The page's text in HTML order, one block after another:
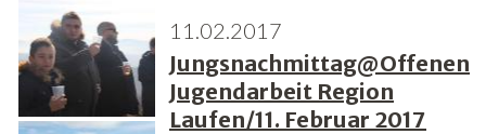
11.02.2017
Jungsnachmittag@Offenen
Jugendarbeit Region
Laufen/11. Februar 2017